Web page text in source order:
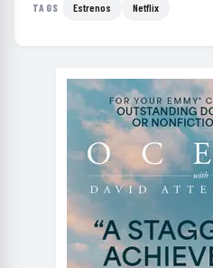
TAGS Estrenos Netflix